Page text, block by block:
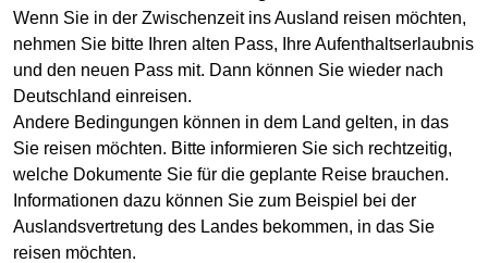
Wenn Sie in der Zwischenzeit ins Ausland reisen möchten,
nehmen Sie bitte Ihren alten Pass, Ihre Aufenthaltserlaubnis
und den neuen Pass mit. Dann können Sie wieder nach
Deutschland einreisen.
Andere Bedingungen können in dem Land gelten, in das
Sie reisen möchten. Bitte informieren Sie sich rechtzeitig,
welche Dokumente Sie für die geplante Reise brauchen.
Informationen dazu können Sie zum Beispiel bei der
Auslandsvertretung des Landes bekommen, in das Sie
reisen möchten.